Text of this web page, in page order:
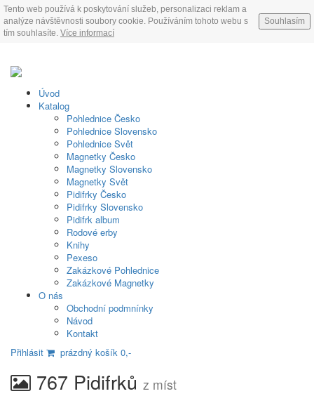
Tento web používá k poskytování služeb, personalizaci reklam a
analýze návštěvnosti soubory cookie. Používáním tohoto webu s
tím souhlasíte. Více informací
Souhlasím
Úvod
Katalog
Pohlednice Česko
Pohlednice Slovensko
Pohlednice Svět
Magnetky Česko
Magnetky Slovensko
Magnetky Svět
Pidifrky Česko
Pidifrky Slovensko
Pidifrk album
Rodové erby
Knihy
Pexeso
Zakázkové Pohlednice
Zakázkové Magnetky
O nás
Obchodní podmnínky
Návod
Kontakt
Přihlásit
prázdný košík 0,-
767 Pidifrků z míst